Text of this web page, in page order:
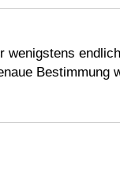
wenigstens
Bestimmung